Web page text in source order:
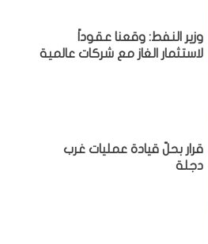
وزير النفط: وقعنا عقوداً
لاستثمار الغاز مع شركات عالمية
قرار بحلّ قيادة عمليات غرب
دجلة